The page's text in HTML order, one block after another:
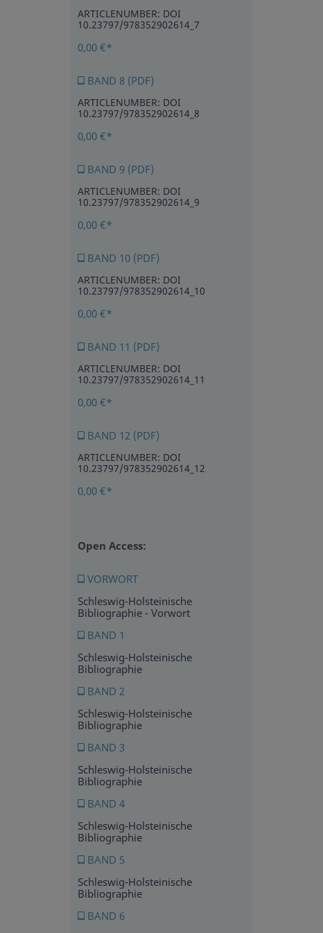
ARTICLENUMBER: DOI
10.23797/978352902614_7
0,00 €*
BAND 8 (PDF)
ARTICLENUMBER: DOI
10.23797/978352902614_8
0,00 €*
BAND 9 (PDF)
ARTICLENUMBER: DOI
10.23797/978352902614_9
0,00 €*
BAND 10 (PDF)
ARTICLENUMBER: DOI
10.23797/978352902614_10
0,00 €*
BAND 11 (PDF)
ARTICLENUMBER: DOI
10.23797/978352902614_11
0,00 €*
BAND 12 (PDF)
ARTICLENUMBER: DOI
10.23797/978352902614_12
0,00 €*
Open Access:
VORWORT
Schleswig-Holsteinische
Bibliographie - Vorwort
BAND 1
Schleswig-Holsteinische
Bibliographie
BAND 2
Schleswig-Holsteinische
Bibliographie
BAND 3
Schleswig-Holsteinische
Bibliographie
BAND 4
Schleswig-Holsteinische
Bibliographie
BAND 5
Schleswig-Holsteinische
Bibliographie
BAND 6